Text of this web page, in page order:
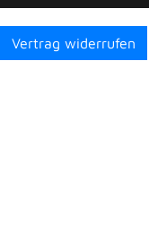
Vertrag widerrufen